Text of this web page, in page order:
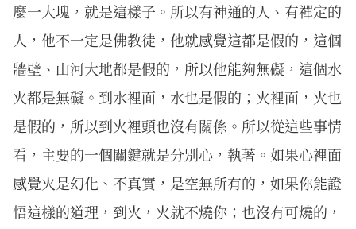
麼一大塊，就是這樣子。所以有神通的人、有禪定的
人，他不一定是佛教徒，他就感覺這都是假的，這個
牆壁、山河大地都是假的，所以他能夠無礙，這個水
火都是無礙。到水裡面，水也是假的；火裡面，火也
是假的，所以到火裡頭也沒有關係。所以從這些事情
看，主要的一個關鍵就是分別心，執著。如果心裡面
感覺火是幻化、不真實，是空無所有的，如果你能證
悟這樣的道理，到火，火就不燒你；也沒有可燒的，